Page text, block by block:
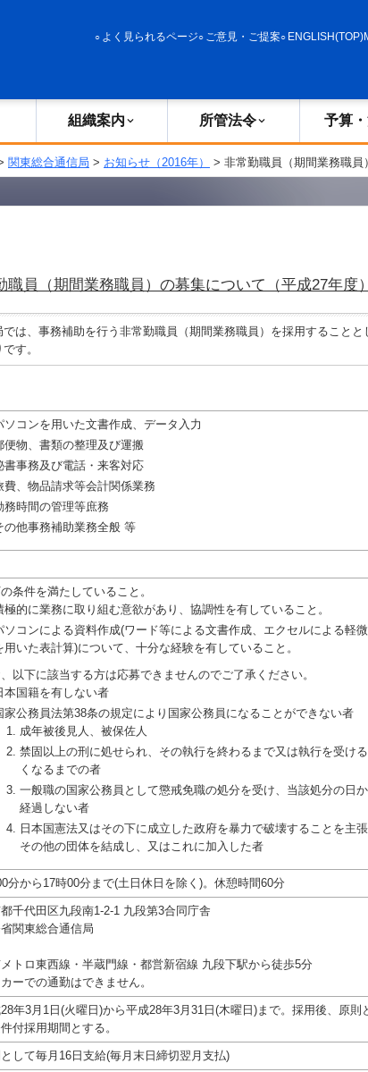
よく見られるページ ご意見・ご提案 ENGLISH(TOP)
組織案内 所管法令 予算
関東総合通信局 > お知らせ（2016年） > 非常勤職員（期間業務職員
職員（期間業務職員）の募集について（平成27年度）
は、事務補助を行う非常勤職員（期間業務職員）を採用することと
す。
ソコンを用いた文書作成、データ入力
便物、書類の整理及び運搬
書事務及び電話・来客対応
費、物品請求等会計関係業務
務時間の管理等庶務
の他事務補助業務全般 等
条件を満たしていること。
極的に業務に取り組む意欲があり、協調性を有していること。
ソコンによる資料作成(ワード等による文書作成、エクセルによる軽
用いた表計算)について、十分な経験を有していること。
以下に該当する方は応募できませんのでご了承ください。
本国籍を有しない者
家公務員法第38条の規定により国家公務員になることができない者
成年被後見人、被保佐人
禁固以上の刑に処せられ、その執行を終わるまで又は執行を受け
くなるまでの者
一般職の国家公務員として懲戒免職の処分を受け、当該処分の日
経過しない者
日本国憲法又はその下に成立した政府を暴力で破壊することを主
その他の団体を結成し、又はこれに加入した者
分から17時00分まで(土日休日を除く)。休憩時間60分
千代田区九段南1-2-1 九段第3合同庁舎
関東総合通信局
トロ東西線・半蔵門線・都営新宿線 九段下駅から徒歩5分
ーでの通勤はできません。
年3月1日(火曜日)から平成28年3月31日(木曜日)まで。採用後、原則
付採用期間とする。
して毎月16日支給(毎月末日締切翌月支払)